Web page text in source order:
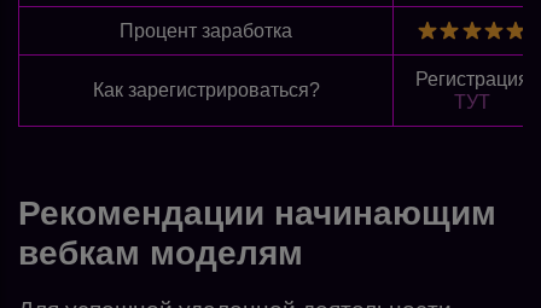
Процент заработка
Как зарегистрироваться?
Регистрация
ТУТ
Рекомендации начинающим
вебкам моделям